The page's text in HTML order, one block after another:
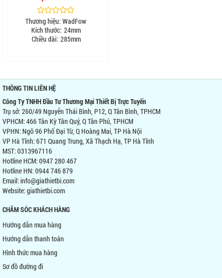
Thương hiệu: WadFow
Kích thước: 24mm
Chiều dài: 285mm
THÔNG TIN LIÊN HỆ
Công Ty TNHH Đầu Tư Thương Mại Thiết Bị Trực Tuyến
Trụ sở: 260/49 Nguyễn Thái Bình, P12, Q Tân Bình, TPHCM
VPHCM: 466 Tân Kỳ Tân Quý, Q Tân Phú, TPHCM
VPHN: Ngõ 96 Phố Đại Từ, Q Hoàng Mai, TP Hà Nội
VP Hà Tĩnh: 671 Quang Trung, Xã Thạch Hạ, TP Hà Tĩnh
MST: 0313967116
Hotline HCM: 0947 280 467
Hotline HN: 0944 746 879
Email: info@giathietbi.com
Website:giathietbi.com
CHĂM SÓC KHÁCH HÀNG
Hướng dẫn mua hàng
Hướng dẫn thanh toán
Hình thức mua hàng
Sơ đồ đường đi